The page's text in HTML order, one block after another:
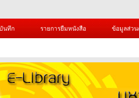
นทึก รายการยืมหนังสือ ข้อมูลส่ว